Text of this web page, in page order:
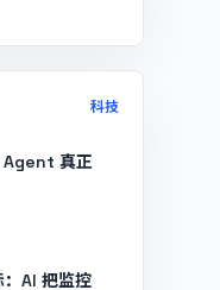
科技
Agent 真正
AI 把监控